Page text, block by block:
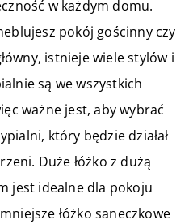
w każdym domu.
pokój gościnny czy
istnieje wiele stylów i
są we wszystkich
ważne jest, aby wybrać
który będzie działał
Duże łóżko z dużą
jest idealne dla pokoju
łóżko saneczkowe